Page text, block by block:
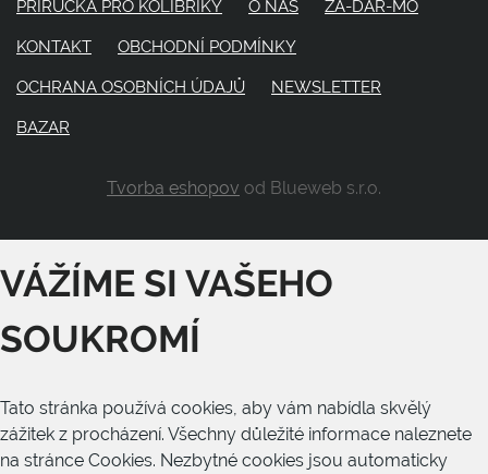
PŘÍRUČKA PRO KOLIBŘÍKY O NÁS ZA-DAR-MO
KONTAKT OBCHODNÍ PODMÍNKY
OCHRANA OSOBNÍCH ÚDAJŮ NEWSLETTER
BAZAR
Tvorba eshopov od Blueweb s.r.o.
VÁŽÍME SI VAŠEHO
SOUKROMÍ
Tato stránka používá cookies, aby vám nabídla skvělý
zážitek z procházení. Všechny důležité informace naleznete
na stránce Cookies. Nezbytné cookies jsou automaticky